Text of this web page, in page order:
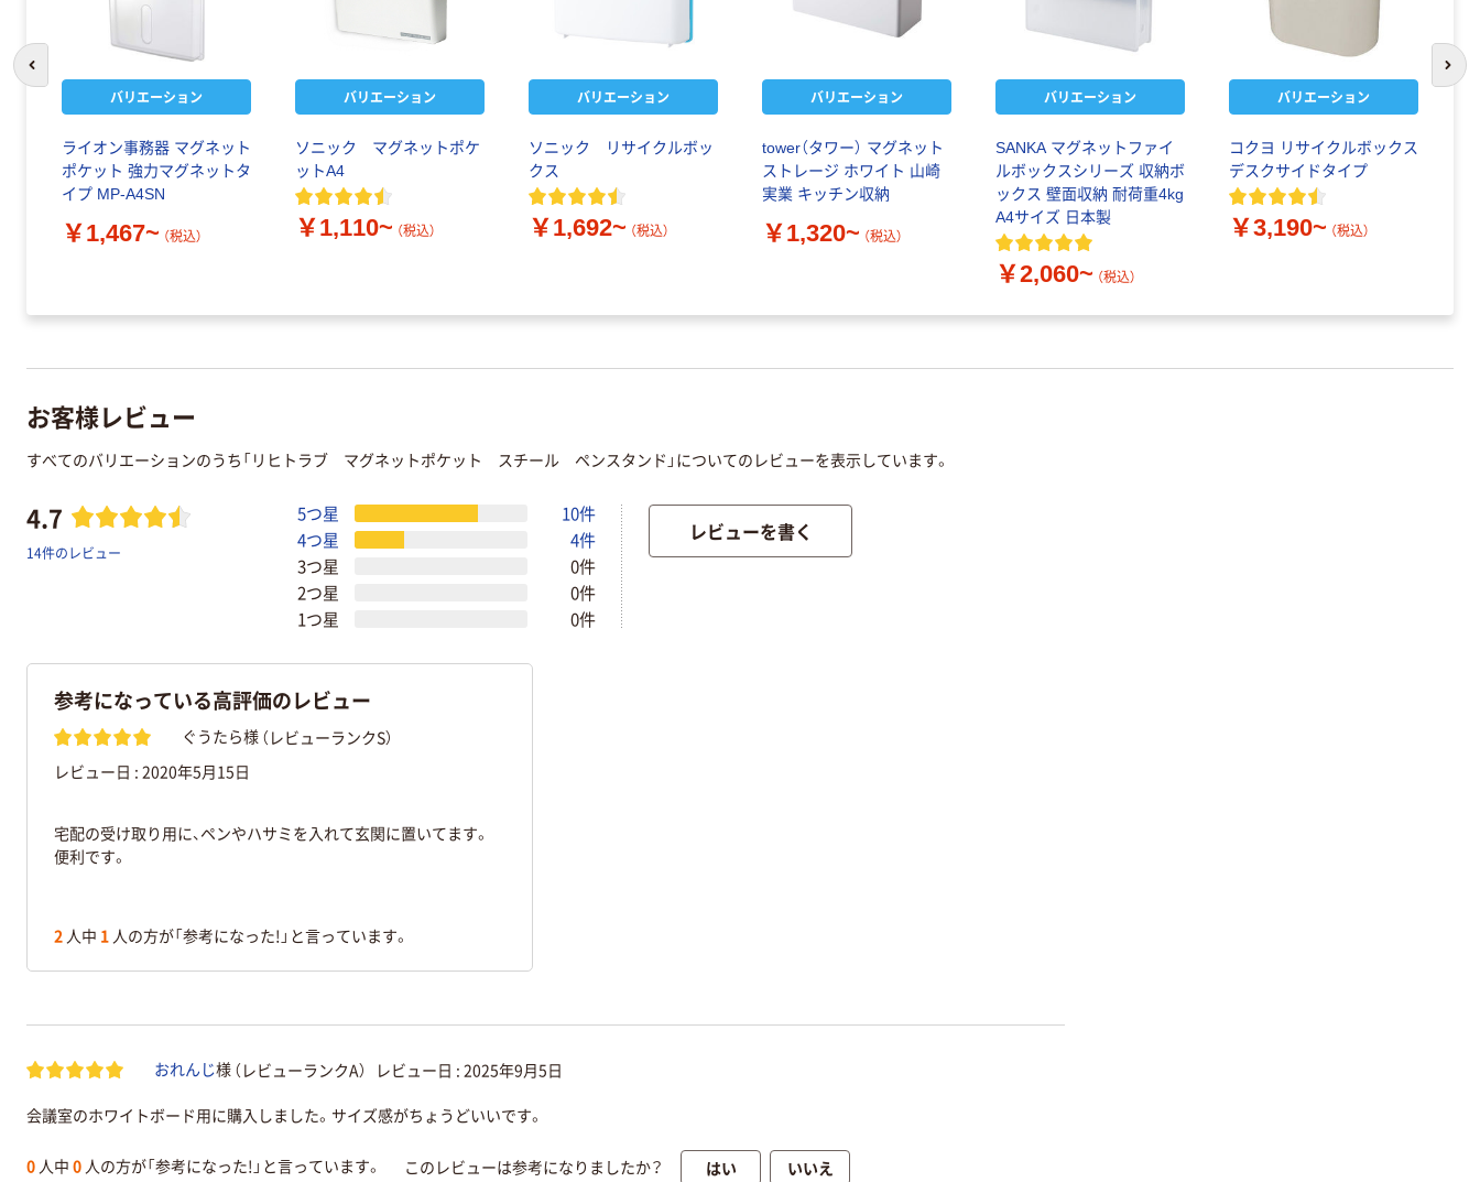
バリエーション
ライオン事務器 マグネット
ポケット 強力マグネットタ
イプ MP-A4SN
￥1,467~ （税込）
バリエーション
ソニック マグネットポケ
ットA4
￥1,110~ （税込）
バリエーション
ソニック リサイクルボッ
クス
￥1,692~ （税込）
バリエーション
tower（タワー） マグネット
ストレージ ホワイト 山崎
実業 キッチン収納
￥1,320~ （税込）
バリエーション
SANKA マグネットファイ
ルボックスシリーズ 収納ボ
ックス 壁面収納 耐荷重4kg
A4サイズ 日本製
￥2,060~ （税込）
バリエーション
コクヨ リサイクルボックス
デスクサイドタイプ
￥3,190~ （税込）
前のスライドへ 次
お客様レビュー
すべてのバリエーションのうち「リヒトラブ マグネットポケット スチール ペンスタンド」についてのレビューを表示しています。
4.7
14件のレビュー
5つ星
10件
4つ星
4件
3つ星
0件
2つ星
0件
1つ星
0件
レビューを書く
参考になっている高評価のレビュー
ぐうたら様 （レビューランクS）
レビュー日 : 2020年5月15日
宅配の受け取り用に、ペンやハサミを入れて玄関に置いてます。
便利です。
2 人中 1 人の方が「参考になった!」と言っています。
おれんじ様 （レビューランクA） レビュー日 : 2025年9月5日
会議室のホワイトボード用に購入しました。サイズ感がちょうどいいです。
0 人中 0 人の方が「参考になった!」と言っています。 このレビューは参考になりましたか？ はい いいえ